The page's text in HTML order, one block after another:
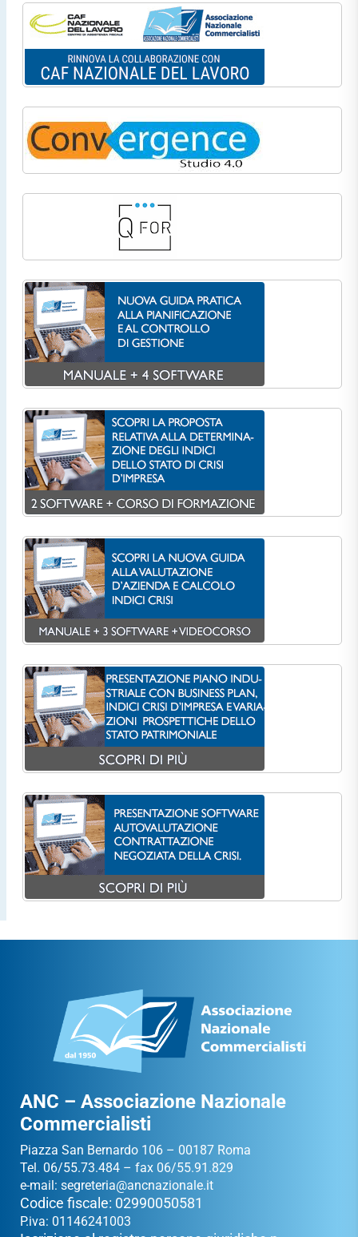
ANC – Associazione Nazionale
Commercialisti
Piazza San Bernardo 106 – 00187 Roma
Tel. 06/55.73.484 – fax 06/55.91.829
e-mail: segreteria@ancnazionale.it
Codice fiscale: 02990050581
P.iva: 01146241003